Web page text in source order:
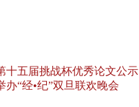
十五届挑战杯优秀论文公示
办“经•纪”双旦联欢晚会